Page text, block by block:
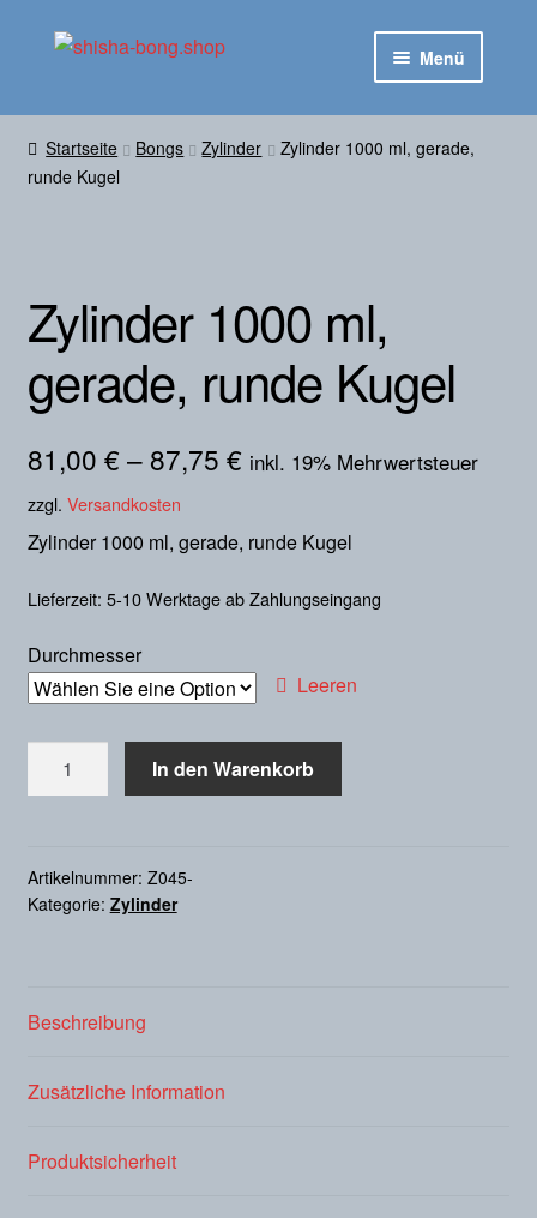
Zur
Zum
Menü
Startseite
Shop
Startseite Bongs Zylinder
Zylinder 1000 ml, gerade,
runde Kugel
Zylinder 1000 ml,
gerade, runde Kugel
81,00 € – 87,75 € inkl. 19% Mehrwertsteuer
zzgl. Versandkosten
Zylinder 1000 ml, gerade, runde Kugel
Lieferzeit: 5-10 Werktage ab Zahlungseingang
Durchmesser
Leeren
1000
runde
Kugel
In den Warenkorb
Artikelnummer: Z045-
Kategorie: Zylinder
Beschreibung
Zusätzliche Information
Produktsicherheit